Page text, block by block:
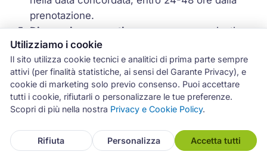
prenotazione.
Diagnosi e preventivovengono comunicati
direttamente dal tecnico prima di procedere
con qualsiasi intervento.
Riparazione e garanzia: se accetti il
preventivo, il tecnico procede immediatamente
alla riparazione con rilascio della garanzia di 12
Utilizziamo i cookie
Il sito utilizza cookie tecnici e analitici di prima parte sempre
attivi (per finalità statistiche, ai sensi del Garante Privacy), e
cookie di marketing solo previo consenso. Puoi accettare
tutti i cookie, rifiutarli o personalizzare le tue preferenze.
Scopri di più nella nostra Privacy e Cookie Policy.
Rifiuta Personalizza Accetta tutti